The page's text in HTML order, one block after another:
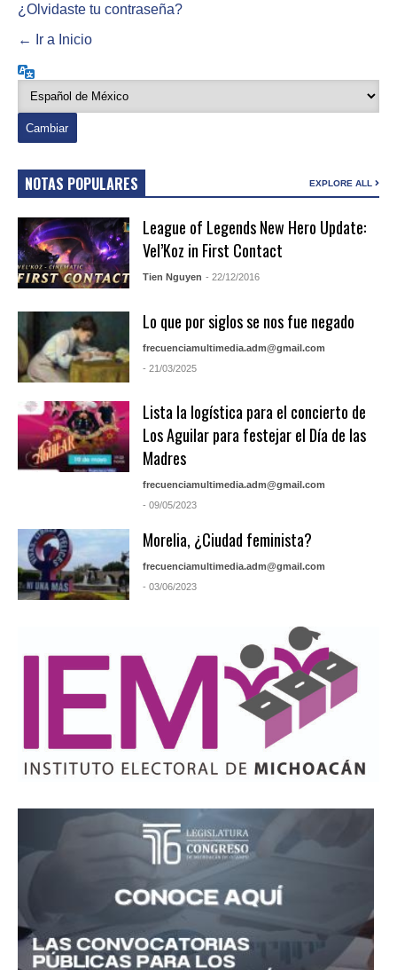
¿Olvidaste tu contraseña?
← Ir a Inicio
NOTAS POPULARES EXPLORE ALL
League of Legends New Hero Update:
Vel’Koz in First Contact
Tien Nguyen - 22/12/2016
Lo que por siglos se nos fue negado
frecuenciamultimedia.adm@gmail.com
- 21/03/2025
Lista la logística para el concierto de
Los Aguilar para festejar el Día de las
Madres
frecuenciamultimedia.adm@gmail.com
- 09/05/2023
Morelia, ¿Ciudad feminista?
frecuenciamultimedia.adm@gmail.com
- 03/06/2023